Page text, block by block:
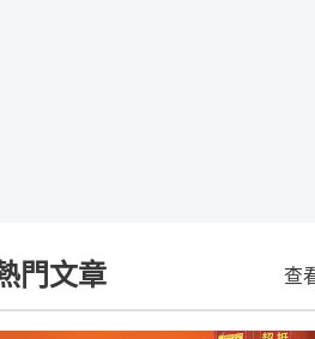
門文章 查